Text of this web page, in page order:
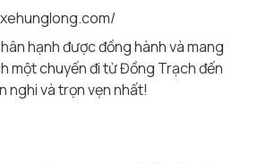
hạnh được đồng hành và mang
một chuyến đi từ Đồng Trạch đến
nghi và trọn vẹn nhất!